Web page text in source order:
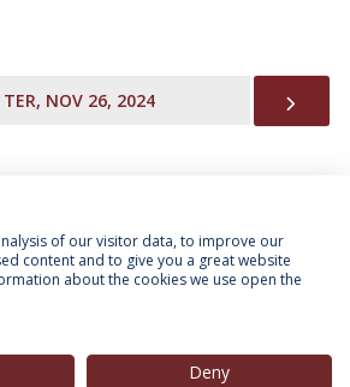
TER, NOV 26, 2024
of our visitor data, to improve our
content and to give you a great website
about the cookies we use open the
Deny